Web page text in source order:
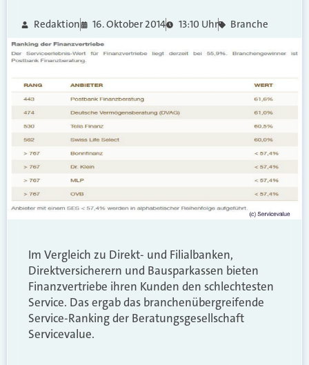
Redaktion 16. Oktober 2014 13:10 Uhr Branche
Im Vergleich zu Direkt- und Filialbanken,
Direktversicherern und Bausparkassen bieten
Finanzvertriebe ihren Kunden den schlechtesten
Service. Das ergab das branchenübergreifende
Service-Ranking der Beratungsgesellschaft
Servicevalue.